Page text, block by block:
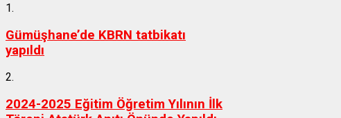
1.
Gümüşhane’de KBRN tatbikatı
yapıldı
2.
2024-2025 Eğitim Öğretim Yılının İlk